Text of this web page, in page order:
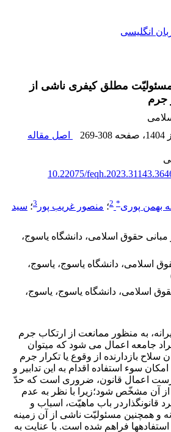
انگلیسی
مطلق کیفری ناشی از
جرم
، صفحه 269-308
اصل مقاله
10.22075/
بهمن پوری*
2؛ منصور غریب پور 3؛ سید
حقوق اسلامی، دانشگاه یاسوج،
اسلامی، دانشگاه یاسوج، یاسوج،
اسلامی، دانشگاه یاسوج، یاسوج،
به منظور ممانعت از ارتکاب جرم
جامعه اعمال می ­شود که می­توان
سلاح بازدارنده از وقوع یا تکرار جرم
سوء استفاده اقدام به این تدابیر و
اعمال قانون، ضروری است که حدّ
آن مشخّص شود؛زیرا با نظر به عدم
قانونگذاردر باب ماهیّت، اسباب و
و همچنین مسئولیّت ناشی از آن زمینه
فراهم شده است. با عنایت به